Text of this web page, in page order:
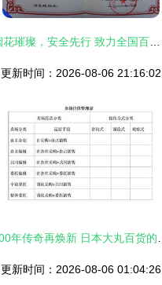
更新时间：2026-08-06 21:16:02
更新时间：2026-08-06 01:04:26